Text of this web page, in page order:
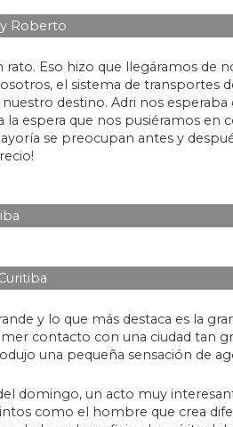
Roberto
Eso hizo que llegáramos de
el sistema de transportes
destino. Adri nos esperaba
espera que nos pusiéramos en
se preocupan antes y
y lo que más destaca es la
contacto con una ciudad tan
una pequeña sensación de
domingo, un acto muy
como el hombre que crea